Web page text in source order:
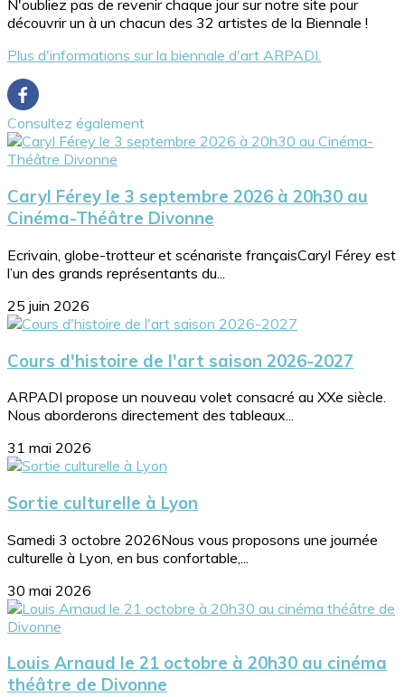
N'oubliez pas de revenir chaque jour sur notre site pour
découvrir un à un chacun des 32 artistes de la Biennale !
Plus d'informations sur la biennale d'art ARPADI.
Consultez également
Caryl Férey le 3 septembre 2026 à 20h30 au
Cinéma-Théâtre Divonne
Ecrivain, globe-trotteur et scénariste françaisCaryl Férey est
l’un des grands représentants du...
25 juin 2026
Cours d'histoire de l'art saison 2026-2027
ARPADI propose un nouveau volet consacré au XXe siècle.
Nous aborderons directement des tableaux...
31 mai 2026
Sortie culturelle à Lyon
Samedi 3 octobre 2026Nous vous proposons une journée
culturelle à Lyon, en bus confortable,...
30 mai 2026
Louis Arnaud le 21 octobre à 20h30 au cinéma
théâtre de Divonne